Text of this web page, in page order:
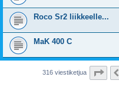
Roco Sr2 liikkeelle...
MaK 400 C
316 viestiketjua Sivu